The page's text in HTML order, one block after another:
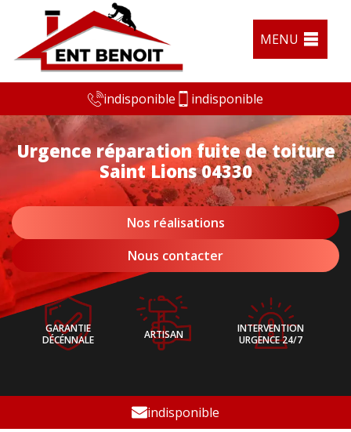
MENU
indisponible indisponible
Urgence réparation fuite de toiture
Saint Lions 04330
Nos réalisations
Nous contacter
GARANTIE
DÉCÉNNALE
ARTISAN
INTERVENTION
URGENCE 24/7
indisponible